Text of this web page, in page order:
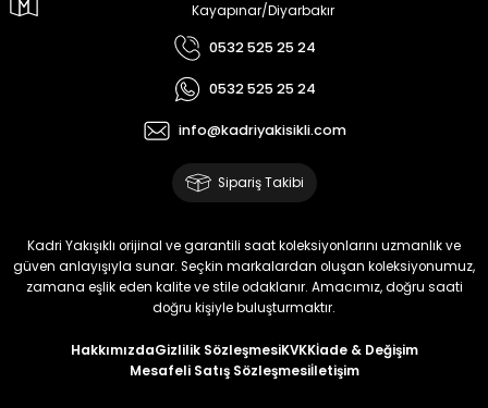
Kayapınar/Diyarbakır
0532 525 25 24
0532 525 25 24
info@kadriyakisikli.com
Sipariş Takibi
Kadri Yakışıklı orijinal ve garantili saat koleksiyonlarını uzmanlık ve
güven anlayışıyla sunar. Seçkin markalardan oluşan koleksiyonumuz,
zamana eşlik eden kalite ve stile odaklanır. Amacımız, doğru saati
doğru kişiyle buluşturmaktır.
HakkımızdaGizlilik SözleşmesiKVKKİade & Değişim
Mesafeli Satış Sözleşmesiİletişim